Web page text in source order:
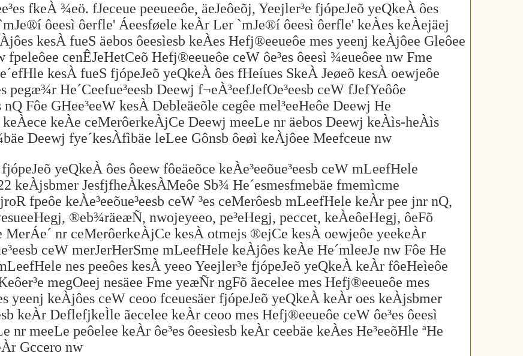
fkeÀ ¾eö. fJeceue peeueeôe, äeJeôeõj, Yeejler³e fjópeJeõ yeQkeÀ ôes
ôeesì ôerfle' Áeesføele keÀr Ler `mJe®í ôeesì ôerfle' keÀes keÀejäej
kesÀ fueS äebos ôeesìesb keÀes Hefj®eeueôe mes yeenj keÀjôee Gleôee
fpeleôee cenÊJeHetCeõ Hefj®eeueôe ceW ôe³es ôeesì ¾eueôee nw Fme
kesÀ fueS fjópeJeõ yeQkeÀ ôes fHeíues SkeÀ Jeøeõ kesÀ oewjeôe
pegæ¾r He´Ceefue³eesb Deewj f¬eÀ³eefJefOe³eesb ceW fJefYeôôe
Fôe GHee³eeW kesÀ Debleäeõle cegêe mel³eeHeôe Deewj He
keÀece keÀe ceMerôerkeÀjCe Deewj meeLe nr äebos Deewj keÀìs-heÀìs
Deewj fye´kesÀfìbäe leLee Gônsb ôeøì keÀjôee Meefceue nw
yeQkeÀ ôes ôeew fôeäeõce keÀe³eeõue³eesb ceW mLeefHele
keÀjsbmer JesfjfheÀkesÀMeôe Sb¾ He´esmesfmebäe fmemìcme
fpeôe keÀe³eeõue³eesb ceW ³es ceMerôesb mLeefHele keÀr pee jnr nQ,
®eb¾räeæÑ, nwojeyeeo, pe³eHegj, peccet, keÀeôeHegj, ôeFõ
MerÁe´ nr ceMerôerkeÀjCe kesÀ otmejs ®ejCe kesÀ oewjeôe yeekeÀr
ceW merJerHerSme mLeefHele keÀjôes keÀe He´mleeJe nw Fôe He
nes peeôes kesÀ yeeo Yeejler³e fjópeJeõ yeQkeÀ keÀr fôeHeìeôe
megOeej nesäee Fme yeæÑr ngFõ ãecelee mes Hefj®eeueôe mes
yeenj keÀjôes ceW ceoo fceuesäer fjópeJeõ yeQkeÀ keÀr oes keÀjsbmer
keÀr DeflefjkeÌle ãecelee keÀr ceoo mes Hefj®eeueôe ceW ôe³es ôeesì
nr meeLe peôelee keÀr ôe³es ôeesìesb keÀr ceebäe keÀes He³eeõHle ªHe
Gccero nw